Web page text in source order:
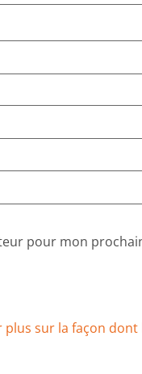
pour mon
plus sur la façon dont